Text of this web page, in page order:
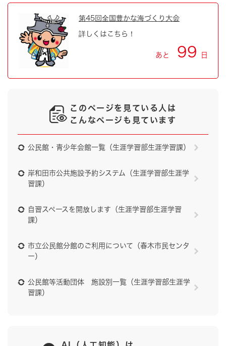
第45回全国豊かな海づくり大会
詳しくはこちら！
あと 99 日
このページを見ている人は
こんなページも見ています
公民館・青少年会館一覧（生涯学習部生涯学習課）
岸和田市公共施設予約システム（生涯学習部生涯学
習課）
自習スペースを開放します（生涯学習部生涯学習
課）
市立公民館分館のご利用について（春木市民センタ
ー）
公民館等活動団体 施設別一覧（生涯学習部生涯学
習課）